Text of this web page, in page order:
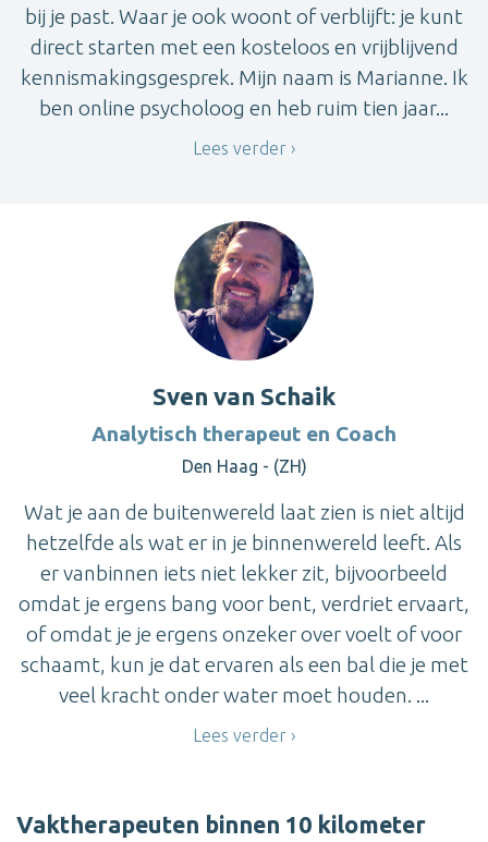
bij je past. Waar je ook woont of verblijft: je kunt
direct starten met een kosteloos en vrijblijvend
kennismakingsgesprek. Mijn naam is Marianne. Ik
ben online psycholoog en heb ruim tien jaar...
Lees verder
Sven van Schaik
Analytisch therapeut en Coach
Den Haag - (ZH)
Wat je aan de buitenwereld laat zien is niet altijd
hetzelfde als wat er in je binnenwereld leeft. Als
er vanbinnen iets niet lekker zit, bijvoorbeeld
omdat je ergens bang voor bent, verdriet ervaart,
of omdat je je ergens onzeker over voelt of voor
schaamt, kun je dat ervaren als een bal die je met
veel kracht onder water moet houden. ...
Lees verder
Vaktherapeuten binnen 10 kilometer